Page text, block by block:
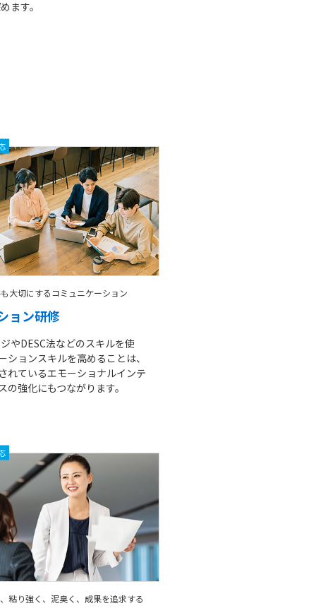
ます。
大切にするコミュニケーション
ョン研修
やDESC法などのスキルを使
ションスキルを高めることは、
れているエモーショナルインテ
の強化にもつながります。
粘り強く、泥臭く、成果を追求する